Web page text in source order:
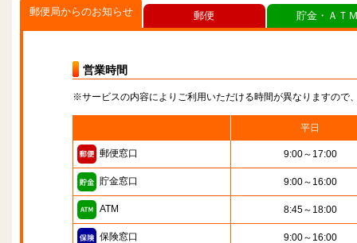
郵便局からのお知らせ
営業時間
※サービスの内容によりご利用いただける時間が異なりますので
平日
郵便窓口 9:00～17:00
貯金窓口 9:00～16:00
ATM 8:45～18:00
保険窓口 9:00～16:00
郵便 貯金・ＡＴ